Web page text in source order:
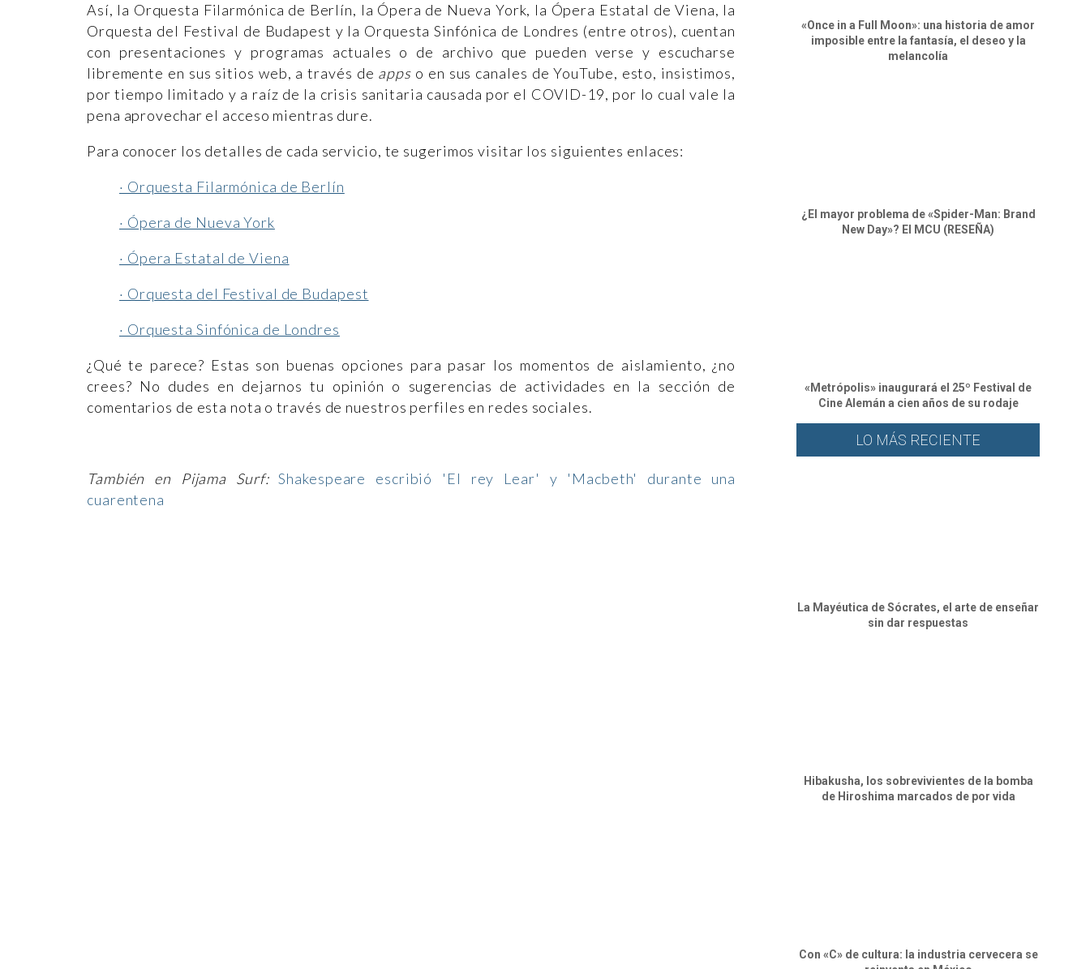
Así, la Orquesta Filarmónica de Berlín, la Ópera de Nueva York, la Ópera Estatal de Viena, la
Orquesta del Festival de Budapest y la Orquesta Sinfónica de Londres (entre otros), cuentan
con presentaciones y programas actuales o de archivo que pueden verse y escucharse
libremente en sus sitios web, a través de apps o en sus canales de YouTube, esto, insistimos,
por tiempo limitado y a raíz de la crisis sanitaria causada por el COVID-19, por lo cual vale la
pena aprovechar el acceso mientras dure.
Para conocer los detalles de cada servicio, te sugerimos visitar los siguientes enlaces:
· Orquesta Filarmónica de Berlín
· Ópera de Nueva York
· Ópera Estatal de Viena
· Orquesta del Festival de Budapest
· Orquesta Sinfónica de Londres
¿Qué te parece? Estas son buenas opciones para pasar los momentos de aislamiento, ¿no
crees? No dudes en dejarnos tu opinión o sugerencias de actividades en la sección de
comentarios de esta nota o través de nuestros perfiles en redes sociales.
También en Pijama Surf: Shakespeare escribió 'El rey Lear' y 'Macbeth' durante una
cuarentena
«Once in a Full Moon»: una historia de amor
imposible entre la fantasía, el deseo y la
melancolía
¿El mayor problema de «Spider-Man: Brand
New Day»? El MCU (RESEÑA)
«Metrópolis» inaugurará el 25º Festival de
Cine Alemán a cien años de su rodaje
LO MÁS RECIENTE
La Mayéutica de Sócrates, el arte de enseñar
sin dar respuestas
Hibakusha, los sobrevivientes de la bomba
de Hiroshima marcados de por vida
Con «C» de cultura: la industria cervecera se